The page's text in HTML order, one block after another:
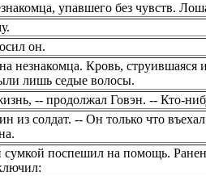
упавшего без чувств.
он.
незнакомца. Кровь, струившаяся
лишь седые волосы.
-- продолжал Говэн. -- Кто-
из солдат. -- Он только что
сумкой поспешил на помощь.